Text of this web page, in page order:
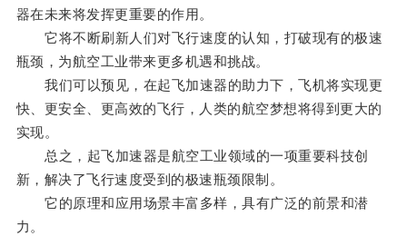
器在未来将发挥更重要的作用。
它将不断刷新人们对飞行速度的认知，打破现有的极速
瓶颈，为航空工业带来更多机遇和挑战。
我们可以预见，在起飞加速器的助力下，飞机将实现更
快、更安全、更高效的飞行，人类的航空梦想将得到更大的
实现。
总之，起飞加速器是航空工业领域的一项重要科技创
新，解决了飞行速度受到的极速瓶颈限制。
它的原理和应用场景丰富多样，具有广泛的前景和潜
力。